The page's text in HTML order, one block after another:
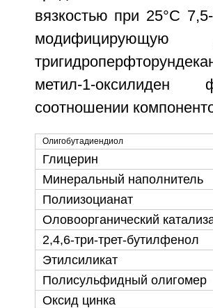
вязкостью при 25°C
метил-1-
соотношении
Олигобутадиендиол
Глицерин
Минеральный наполнитель
Полиизоцианат
Оловоорганический
2,4,6-три-трет-бутилфенол
Этилсиликат
Полисульфидный олигомер
Оксид цинка